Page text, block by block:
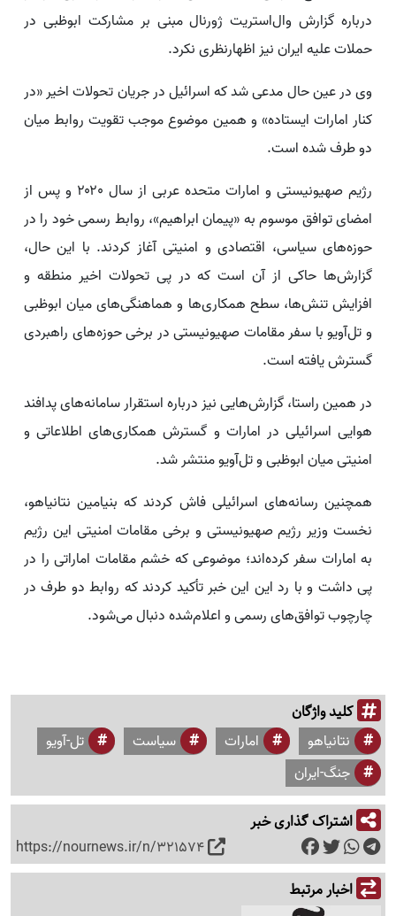
درباره گزارش وال‌استریت ژورنال مبنی بر مشارکت ابوظبی در
حملات علیه ایران نیز اظهارنظری نکرد.
وی در عین حال مدعی شد که اسرائیل در جریان تحولات اخیر «در
کنار امارات ایستاده» و همین موضوع موجب تقویت روابط میان
دو طرف شده است.
رژیم صهیونیستی و امارات متحده عربی از سال ۲۰۲۰ و پس از
امضای توافق موسوم به «پیمان ابراهیم»، روابط رسمی خود را در
حوزه‌های سیاسی، اقتصادی و امنیتی آغاز کردند. با این حال،
گزارش‌ها حاکی از آن است که در پی تحولات اخیر منطقه و
افزایش تنش‌ها، سطح همکاری‌ها و هماهنگی‌های میان ابوظبی
و تل‌آویو با سفر مقامات صهیونیستی در برخی حوزه‌های راهبردی
گسترش یافته است.
در همین راستا، گزارش‌هایی نیز درباره استقرار سامانه‌های پدافند
هوایی اسرائیلی در امارات و گسترش همکاری‌های اطلاعاتی و
امنیتی میان ابوظبی و تل‌آویو منتشر شد.
همچنین رسانه‌های اسرائیلی فاش کردند که بنیامین نتانیاهو،
نخست وزیر رژیم صهیونیستی و برخی مقامات امنیتی این رژیم
به امارات سفر کرده‌اند؛ موضوعی که خشم مقامات اماراتی را در
پی داشت و با رد این این خبر تأکید کردند که روابط دو طرف در
چارچوب توافق‌های رسمی و اعلام‌شده دنبال می‌شود.
کلید واژگان
نتانیاهو امارات سیاست
تل-آویو
جنگ-ایران
اشتراک گذاری خبر
https://nournews.ir/n/321574
اخبار مرتبط